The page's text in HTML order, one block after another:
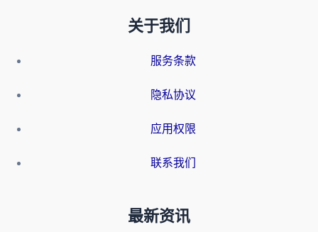
关于我们
服务条款
隐私协议
应用权限
联系我们
最新资讯